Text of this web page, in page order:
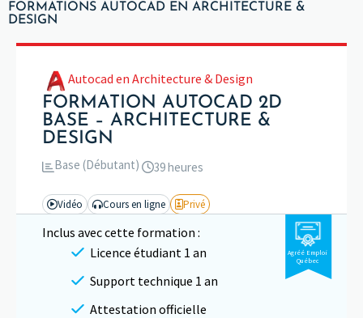
FORMATIONS AUTOCAD EN ARCHITECTURE &
DESIGN
Autocad en Architecture & Design
FORMATION AUTOCAD 2D
BASE – ARCHITECTURE &
DESIGN
Base (Débutant) 39 heures
Vidéo Cours en ligne Privé
Inclus avec cette formation :
Licence étudiant 1 an
Support technique 1 an
Attestation officielle
Agréé Emploi
Québec